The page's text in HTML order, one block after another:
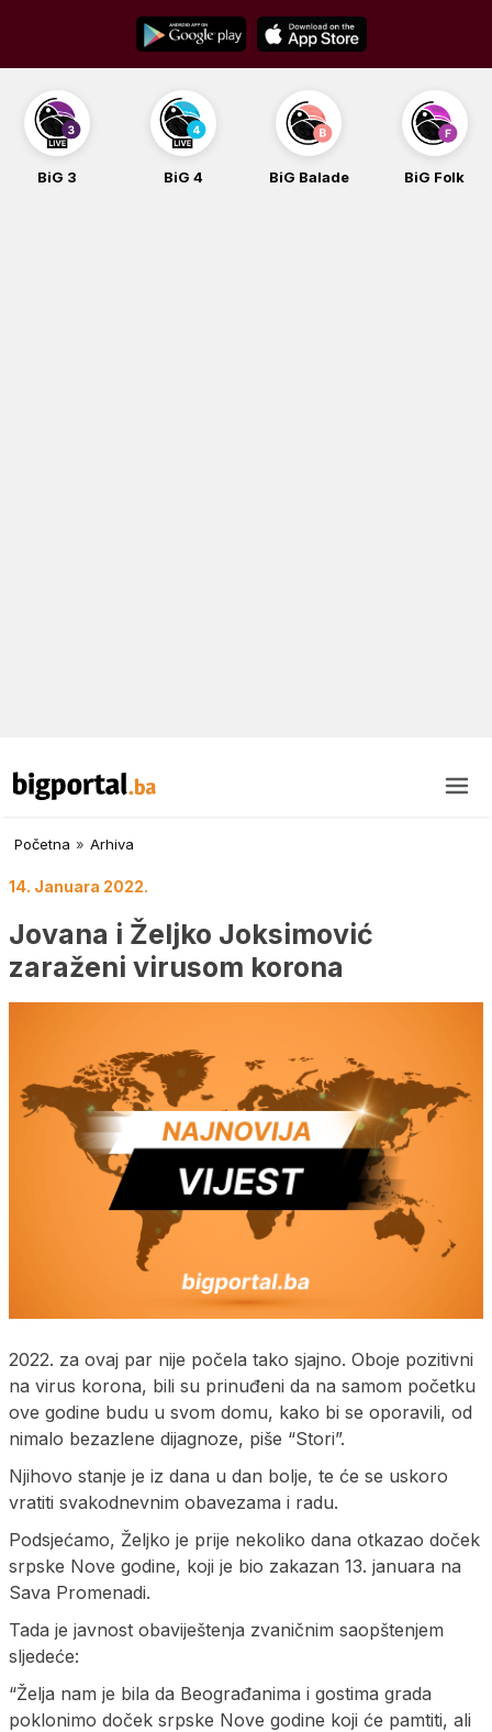
content
BiG 3 BiG 4 BiG Balade BiG Folk
Početna » Arhiva
14. Januara 2022.
Jovana i Željko Joksimović
zaraženi virusom korona
2022. za ovaj par nije počela tako sjajno. Oboje pozitivni
na virus korona, bili su prinuđeni da na samom početku
ove godine budu u svom domu, kako bi se oporavili, od
nimalo bezazlene dijagnoze, piše “Stori”.
Njihovo stanje je iz dana u dan bolje, te će se uskoro
vratiti svakodnevnim obavezama i radu.
Podsjećamo, Željko je prije nekoliko dana otkazao doček
srpske Nove godine, koji je bio zakazan 13. januara na
Sava Promenadi.
Tada je javnost obaviještenja zvaničnim saopštenjem
sljedeće:
“Želja nam je bila da Beograđanima i gostima grada
poklonimo doček srpske Nove godine koji će pamtiti, ali